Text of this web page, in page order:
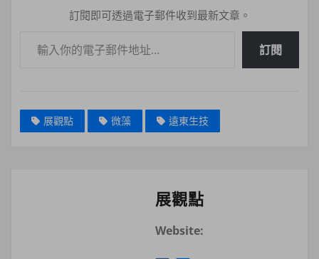
訂閱即可透過電子郵件收到最新文章。
訂閱
展觀點 微藻 遠東生技
展觀點
Website: